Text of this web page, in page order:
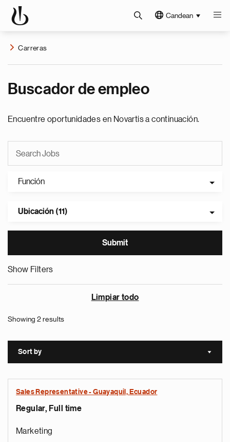
Candean
Carreras
Buscador de empleo
Encuentre oportunidades en Novartis a continuación.
Función
Ubicación (11)
Show Filters
Limpiar todo
Showing 2 results
Sort by Sort
Sales Representative - Guayaquil, Ecuador
Regular, Full time
Marketing